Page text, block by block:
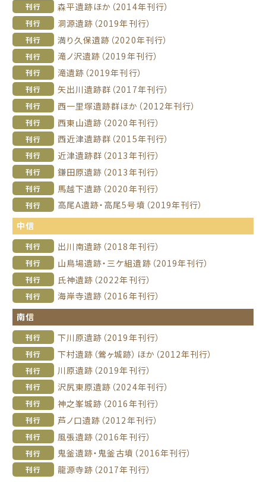
刊行 森平遺跡ほか（2014年刊行）
刊行 洞源遺跡（2019年刊行）
刊行 満り久保遺跡（2020年刊行）
刊行 滝ノ沢遺跡（2019年刊行）
刊行 滝遺跡（2019年刊行）
刊行 矢出川遺跡群（2017年刊行）
刊行 西一里塚遺跡群ほか（2012年刊行）
刊行 西東山遺跡（2020年刊行）
刊行 西近津遺跡群（2015年刊行）
刊行 近津遺跡群（2013年刊行）
刊行 鎌田原遺跡（2013年刊行）
刊行 馬越下遺跡（2020年刊行）
刊行
高尾A遺跡・高尾5号墳（2019年刊行）
中信
刊行 出川南遺跡（2018年刊行）
刊行 山鳥場遺跡・三ケ組遺跡（2019年刊行）
刊行 氏神遺跡（2022年刊行）
刊行
海岸寺遺跡（2016年刊行）
南信
刊行 下川原遺跡（2019年刊行）
刊行 下村遺跡（鶯ヶ城跡）ほか（2012年刊行）
刊行 川原遺跡（2019年刊行）
刊行 沢尻東原遺跡（2024年刊行）
刊行 神之峯城跡（2016年刊行）
刊行 芦ノ口遺跡（2012年刊行）
刊行 風張遺跡（2016年刊行）
刊行 鬼釜遺跡・鬼釜古墳（2016年刊行）
刊行 龍源寺跡（2017年刊行）